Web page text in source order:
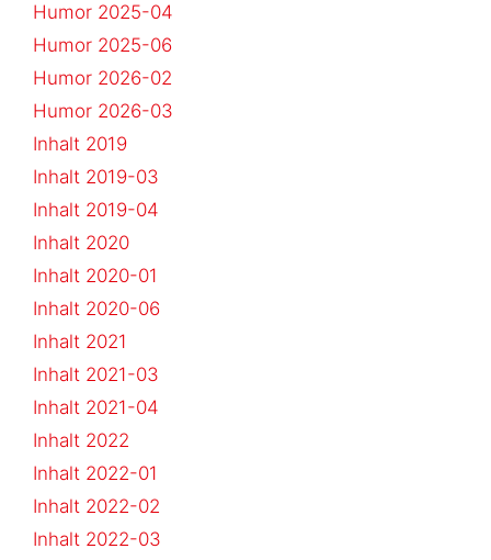
Humor 2025-04
Humor 2025-06
Humor 2026-02
Humor 2026-03
Inhalt 2019
Inhalt 2019-03
Inhalt 2019-04
Inhalt 2020
Inhalt 2020-01
Inhalt 2020-06
Inhalt 2021
Inhalt 2021-03
Inhalt 2021-04
Inhalt 2022
Inhalt 2022-01
Inhalt 2022-02
Inhalt 2022-03